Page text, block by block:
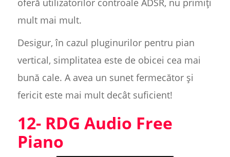
oferă utilizatorilor controale ADSR, nu primiți
mult mai mult.
Desigur, în cazul pluginurilor pentru pian
vertical, simplitatea este de obicei cea mai
bună cale. A avea un sunet fermecător și
fericit este mai mult decât suficient!
12- RDG Audio Free
Piano